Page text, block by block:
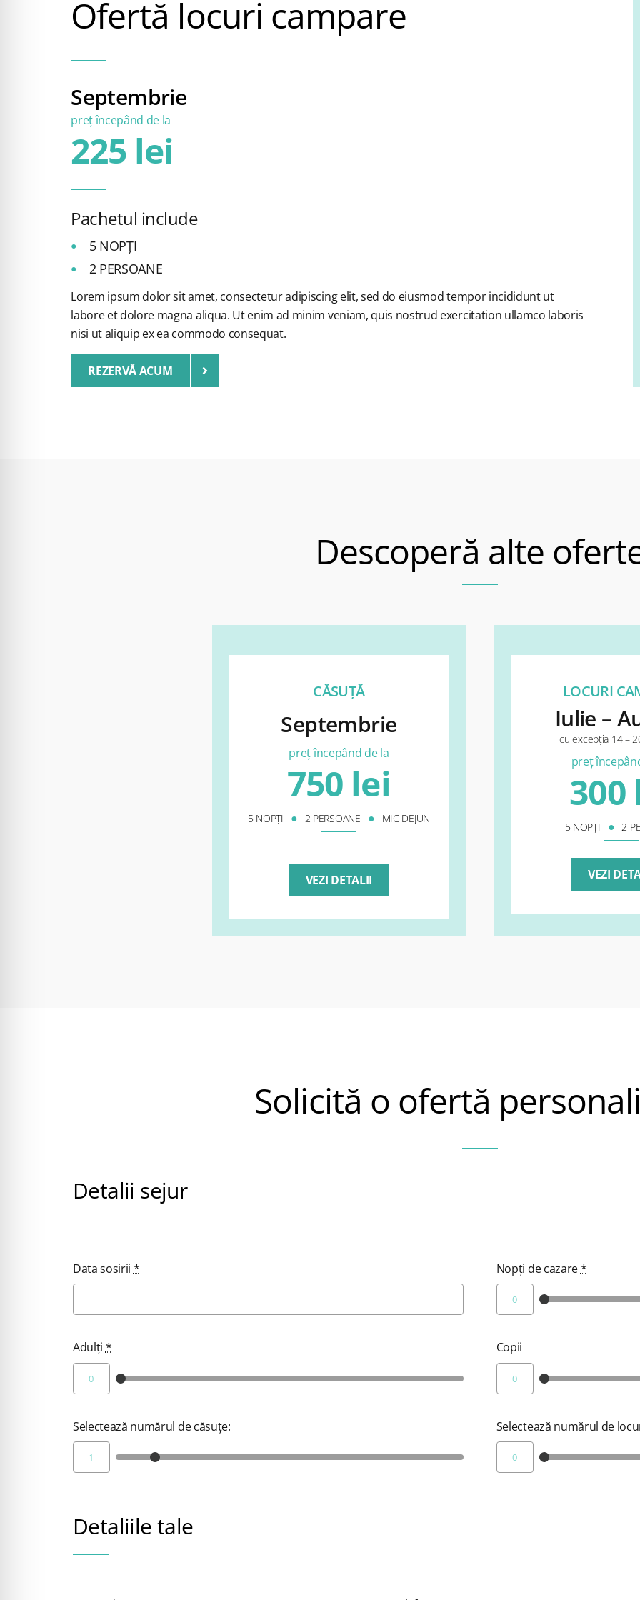
Ofertă locuri campare
Septembrie
preț începând de la
225 lei
Pachetul include
5 NOPȚI
2 PERSOANE
Lorem ipsum dolor sit amet, consectetur adipiscing elit, sed do eiusmod tempor incididunt ut
labore et dolore magna aliqua. Ut enim ad minim veniam, quis nostrud exercitation ullamco laboris
nisi ut aliquip ex ea commodo consequat.
REZERVĂ ACUM
Descoperă alte
CĂSUȚĂ
Septembrie
preț începând de la
750 lei
5 NOPȚI ● 2 PERSOANE ● MIC DEJUN
VEZI DETALII
LOCURI
Iulie –
cu excepția 14 –
preț
300
5 NOPȚI ● 2
VEZI
Solicită o ofertă
Detalii sejur
Data sosirii * Nopți de cazare*
Adulți * Copii
Selectează numărul de căsuțe: Selectează numărul de
Detaliile tale